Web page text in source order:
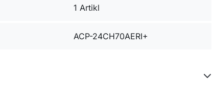
1 Artikl
ACP-24CH70AERI+